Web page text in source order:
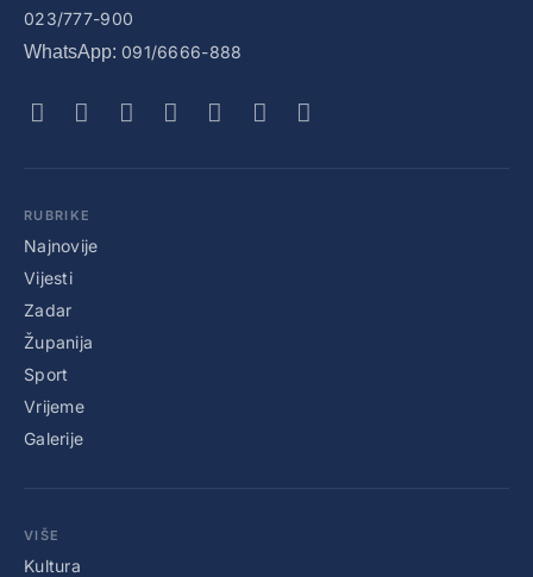
023/777-900
WhatsApp: 091/6666-888
RUBRIKE
Najnovije
Vijesti
Zadar
Županija
Sport
Vrijeme
Galerije
VIŠE
Kultura